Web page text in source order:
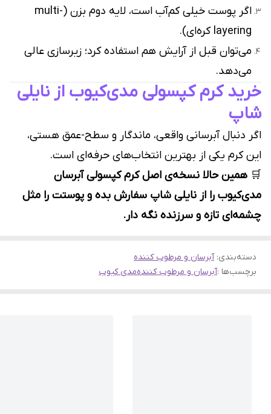
اگر پوست خیلی کم‌آب است، لایه دوم بزن (multi-
layering کره‌ای).
می‌توان قبل از آرایش هم استفاده کرد؛ زیرسازی عالی
می‌دهد.
خرید کرم کپسولی مدی‌کیوب از نایلی
شاپ
اگر دنبال آبرسانی واقعی، ماندگار و سطح-عمق هستی،
این کرم یکی از بهترین انتخاب‌های حرفه‌ای است.
🛒 همین حالا نسخه‌ی اصل کرم کپسولی آبرسان
مدی‌کیوب را از نایلی شاپ سفارش بده و پوستت را مثل
چشمه‌ای تازه و سرزنده نگه دار.
دسته‌بندی:آبرسان و مرطوب کننده
برچسب‌ها :آبرسان و مرطوب کنندهمدی کیوب